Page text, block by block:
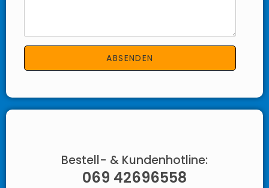
Bestell- & Kundenhotline:
069 42696558